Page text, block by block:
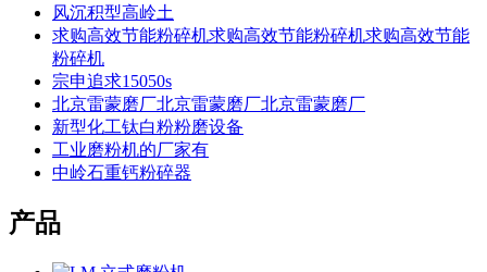
风沉积型高岭土
求购高效节能粉碎机求购高效节能粉碎机求购高效节能
粉碎机
宗申追求15050s
北京雷蒙磨厂北京雷蒙磨厂北京雷蒙磨厂
新型化工钛白粉粉磨设备
工业磨粉机的厂家有
中岭石重钙粉碎器
产品